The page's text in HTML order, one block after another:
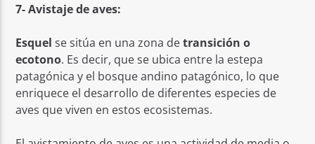
7- Avistaje de aves:
Esquelse sitúa en una zona detransición o
ecotono. Es decir, que se ubica entre la estepa
patagónica y el bosque andino patagónico, lo que
enriquece el desarrollo de diferentes especies de
aves que viven en estos ecosistemas.